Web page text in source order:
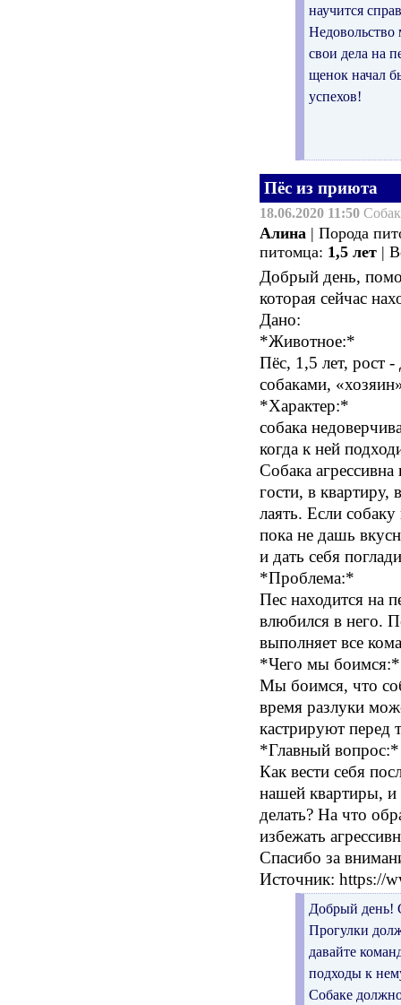
научится
Недовольство
свои дела на
щенок начал
успехов!
Пёс из приюта
18.06.2020 11:50
Алина | Порода
питомца: 1,5 лет |
Добрый день,
которая сейчас
Дано:
*Животное:*
Пёс, 1,5 лет, рост
собаками,
*Характер:*
собака
когда к ней
Собака
гости, в квартиру,
лаять. Если
пока не дашь
и дать себя
*Проблема:*
Пес находится на
влюбился в него.
выполняет все
*Чего мы боимся:*
Мы боимся, что
время разлуки
кастрируют перед
*Главный вопрос:*
Как вести себя
нашей квартиры, и
делать? На что
избежать
Спасибо за
Источник: https://
Добрый день!
Прогулки
давайте
подходы к
Собаке